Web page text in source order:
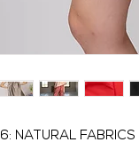
NATURAL FABRICS